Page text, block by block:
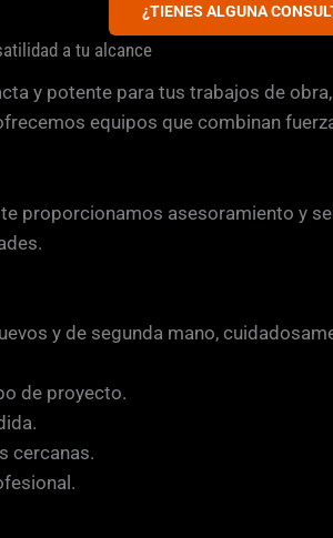
¿TIENES ALGUNA
a tu alcance
y potente para tus trabajos de
equipos que combinan
proporcionamos asesoramiento y
y de segunda mano,
de proyecto.
cercanas.